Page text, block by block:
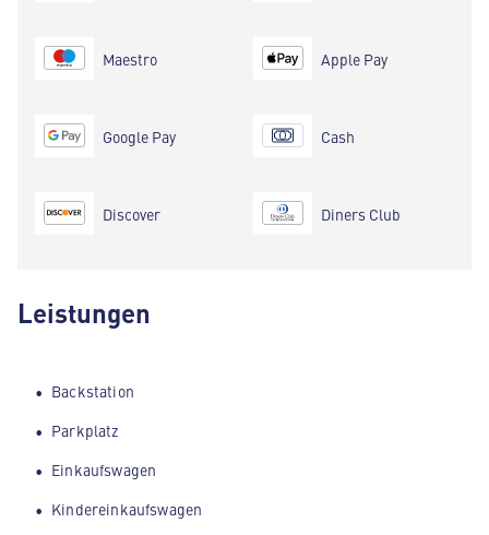
Maestro
Google Pay
Discover
Apple Pay
Cash
Diners Club
Leistungen
Backstation
Parkplatz
Einkaufswagen
Kindereinkaufswagen